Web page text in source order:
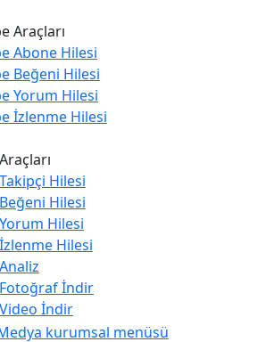
Araçları
Abone Hilesi
Beğeni Hilesi
Yorum Hilesi
İzlenme Hilesi
Takipçi Hilesi
Beğeni Hilesi
Yorum Hilesi
İzlenme Hilesi
Analiz
Fotoğraf İndir
Video İndir